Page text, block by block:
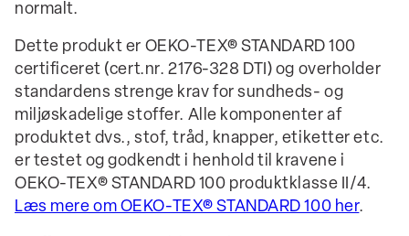
normalt.
Dette produkt er OEKO-TEX® STANDARD 100
certificeret (cert.nr. 2176-328 DTI) og overholder
standardens strenge krav for sundheds- og
miljøskadelige stoffer. Alle komponenter af
produktet dvs., stof, tråd, knapper, etiketter etc.
er testet og godkendt i henhold til kravene i
OEKO-TEX® STANDARD 100 produktklasse II/4.
Læs mere om OEKO-TEX® STANDARD 100 her.